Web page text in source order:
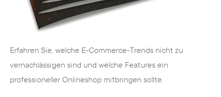
Erfahren Sie, welche E-Commerce-Trends nicht zu
vernachlässigen sind und welche Features ein
professioneller Onlineshop mitbringen sollte.